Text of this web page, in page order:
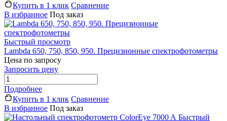
Купить в 1 клик Сравнение
В избранное Под заказ
Быстрый просмотр
Lambda 650, 750, 850, 950. Прецизионные спектрофотометры
Цена по запросу
Запросить цену
Подробнее
Купить в 1 клик Сравнение
В избранное Под заказ
Быстрый